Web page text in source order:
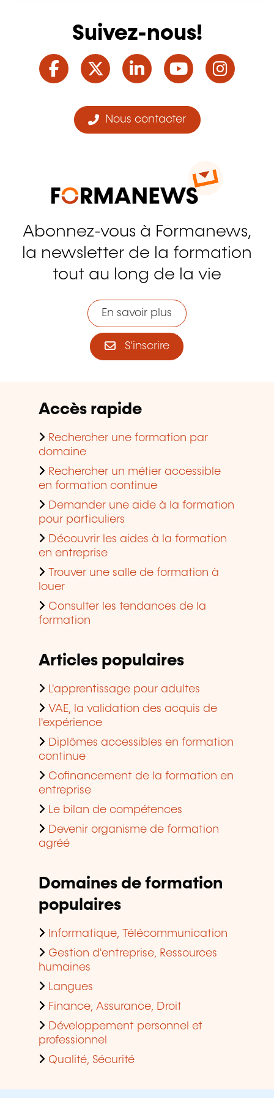
Suivez-nous!
Facebook
TwitterLinkedInYouTube
Nous contacter
Abonnez-vous à Formanews,
la newsletter de la formation
tout au long de la vie
En savoir plus
S'inscrire
Accès rapide
Rechercher une formation par
domaine
Rechercher un métier accessible
en formation continue
Demander une aide à la formation
pour particuliers
Découvrir les aides à la formation
en entreprise
Trouver une salle de formation à
louer
Consulter les tendances de la
formation
Articles populaires
L'apprentissage pour adultes
VAE, la validation des acquis de
l'expérience
Diplômes accessibles en formation
continue
Cofinancement de la formation en
entreprise
Le bilan de compétences
Devenir organisme de formation
agréé
Domaines de formation
populaires
Informatique, Télécommunication
Gestion d'entreprise, Ressources
humaines
Langues
Finance, Assurance, Droit
Développement personnel et
professionnel
Qualité, Sécurité